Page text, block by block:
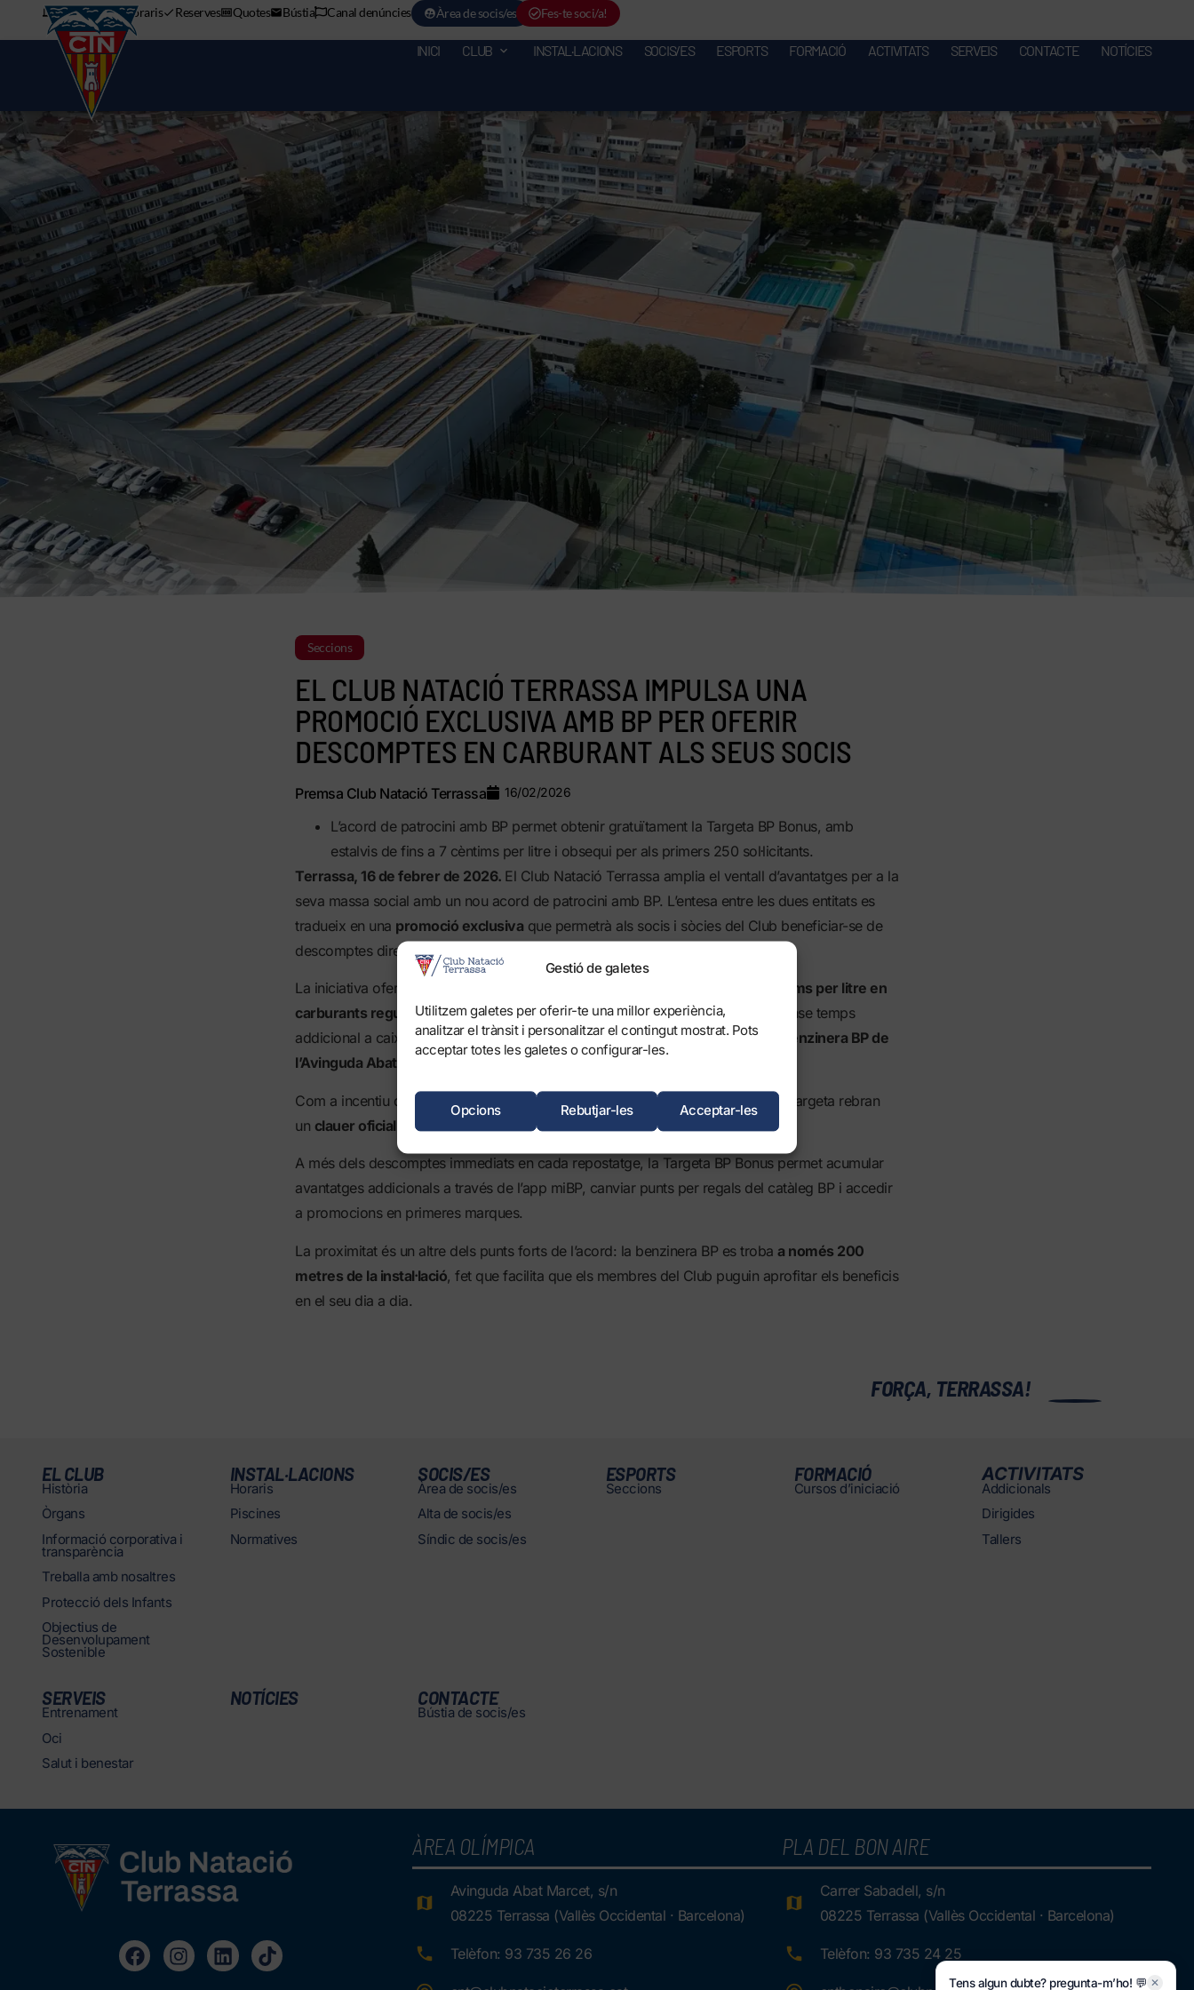
Gestió de galetes
Utilitzem galetes per oferir-te una millor experiència,
analitzar el trànsit i personalitzar el contingut mostrat. Pots
acceptar totes les galetes o configurar-les.
Acceptar-les
Rebutjar-les
Opcions
APP mòbil Horaris Reserves Quotes Bústia Canal denúncies Àrea de socis/es Fes-te soci/a!
INICI CLUB INSTAL·LACIONS SOCIS/ES ESPORTS FORMACIÓ ACTIVITATS SERVEIS CONTACTE NOTÍCIES
Seccions
EL CLUB NATACIÓ TERRASSA IMPULSA UNA
PROMOCIÓ EXCLUSIVA AMB BP PER OFERIR
DESCOMPTES EN CARBURANT ALS SEUS SOCIS
Premsa Club Natació Terrassa 16/02/2026
L’acord de patrocini amb BP permet obtenir gratuïtament la Targeta BP Bonus, amb
estalvis de fins a 7 cèntims per litre i obsequi per als primers 250 sol·licitants.
Terrassa, 16 de febrer de 2026. El Club Natació Terrassa amplia el ventall d’avantatges per a la
seva massa social amb un nou acord de patrocini amb BP. L’entesa entre les dues entitats es
tradueix en una promoció exclusiva que permetrà als socis i sòcies del Club beneficiar-se de
descomptes directes en carburant a través de la
La iniciativa ofereix un estalvi de
7 cèntims per litre en bp Ultimate i de 5 cèntims per litre en
carburants regular ACTIVE, sense consum mínim, sense quotes mensuals i sense temps
addicional a caixa. La targeta és completament gratuïta i es pot sol·licitar a la
benzinera BP de
l’Avinguda Abat Marcet presentant el carnet de soci
Com a incentiu de llançament, els primers 250 socis i sòcies que formalitzin la targeta rebran
un clauer oficial del Club
A més dels descomptes immediats en cada repostatge, la Targeta BP Bonus permet acumular
avantatges addicionals a través de l’app miBP, canviar punts per regals del catàleg BP i accedir
a promocions en primeres marques.
La proximitat és un altre dels punts forts de l’acord: la benzinera BP es troba a només 200
metres de la instal·lació, fet que facilita que els membres del Club puguin aprofitar els beneficis
en el seu dia a dia.
FORÇA, TERRASSA!
EL CLUB
Història
Òrgans
Informació corporativa i
transparència
Treballa amb nosaltres
Protecció dels Infants
Objectius de
Desenvolupament
Sostenible
INSTAL·LACIONS
Horaris
Piscines
Normatives
SOCIS/ES
Àrea de socis/es
Alta de socis/es
Síndic de socis/es
ESPORTS
Seccions
FORMACIÓ
Cursos d’iniciació
ACTIVITATS
Addicionals
Dirigides
Tallers
SERVEIS
Entrenament
Oci
Salut i benestar
NOTÍCIES CONTACTE
Bústia de socis/es
ÀREA OLÍMPICA
Avinguda Abat Marcet, s/n
08225 Terrassa (Vallès Occidental · Barcelona)
Telèfon: 93 735 26 26
PLA DEL BON AIRE
Carrer Sabadell, s/n
08225 Terrassa (Vallès Occidental · Barcelona)
Telèfon: 93 735 24 25
Tens algun dubte? pregunta-m’ho! 💬 ✕